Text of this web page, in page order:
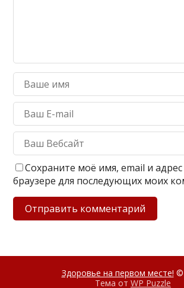
Сохраните моё имя, email и
браузере для последующих моих
Здоровье на первом месте! ©
Тема от WP Puzzle